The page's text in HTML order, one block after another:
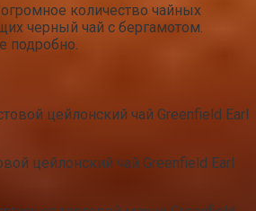
количество чайных
черный чай с бергамотом.
подробно.
цейлонский чай Greenfield Earl